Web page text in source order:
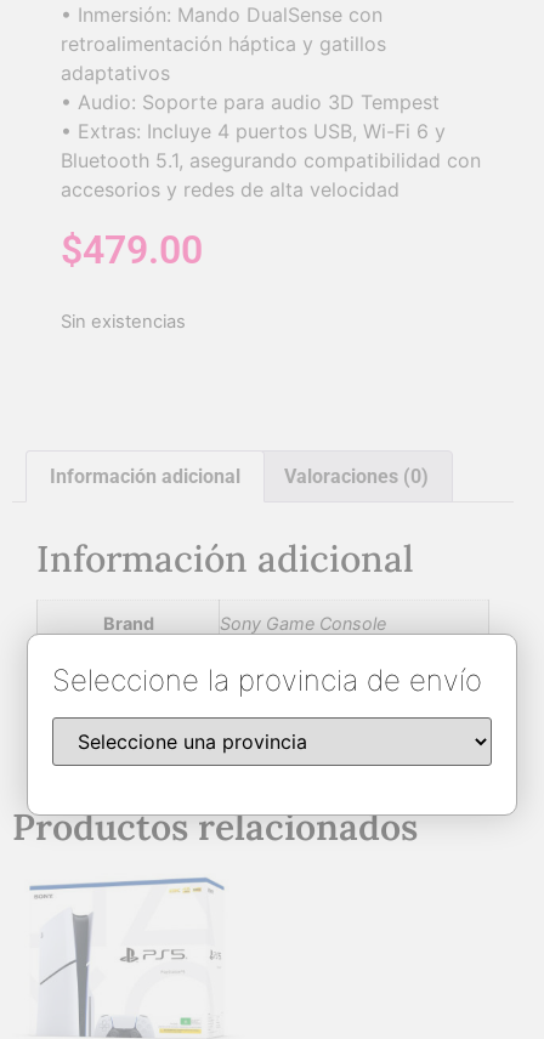
• Inmersión: Mando DualSense con
retroalimentación háptica y gatillos
adaptativos
• Audio: Soporte para audio 3D Tempest
• Extras: Incluye 4 puertos USB, Wi-Fi 6 y
Bluetooth 5.1, asegurando compatibilidad con
accesorios y redes de alta velocidad
$479.00
Sin existencias
Información adicional Valoraciones (0)
Información adicional
Brand Sony Game Console
Model Playstation 5 Disc Version
Productos relacionados
Seleccione la provincia de envío